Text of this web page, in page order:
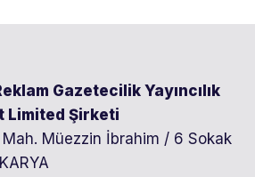
Gazetecilik Yayıncılık
Limited Şirketi
Mah. Müezzin İbrahim / 6 Sokak